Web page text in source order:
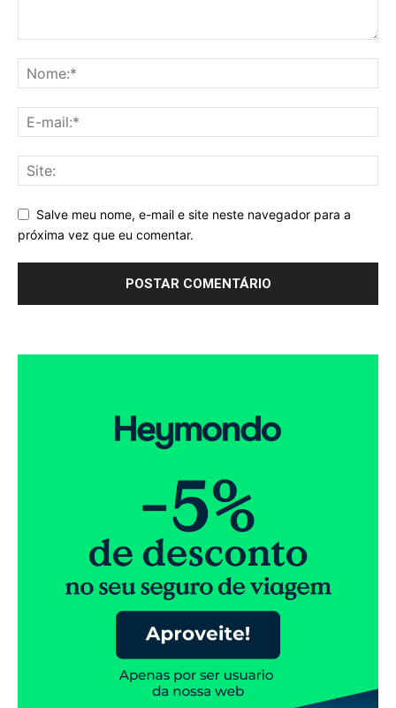
Salve meu nome, e-mail e site neste navegador para a
próxima vez que eu comentar.